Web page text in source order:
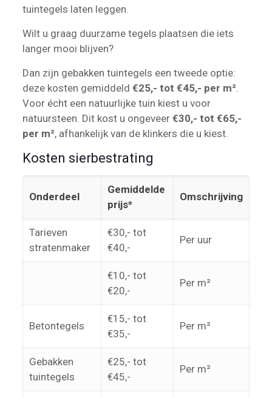
tuintegels laten leggen.
Wilt u graag duurzame tegels plaatsen die iets
langer mooi blijven?
Dan zijn gebakken tuintegels een tweede optie:
deze kosten gemiddeld €25,- tot €45,- per m².
Voor écht een natuurlijke tuin kiest u voor
natuursteen. Dit kost u ongeveer €30,- tot €65,-
per m², afhankelijk van de klinkers die u kiest.
Kosten sierbestrating
Onderdeel
Gemiddelde
prijs*
Omschrijving
Tarieven
stratenmaker
€30,- tot
€40,-
Per uur
€10,- tot
€20,-
Per m²
Betontegels
€15,- tot
€35,-
Per m²
Gebakken
tuintegels
€25,- tot
€45,-
Per m²